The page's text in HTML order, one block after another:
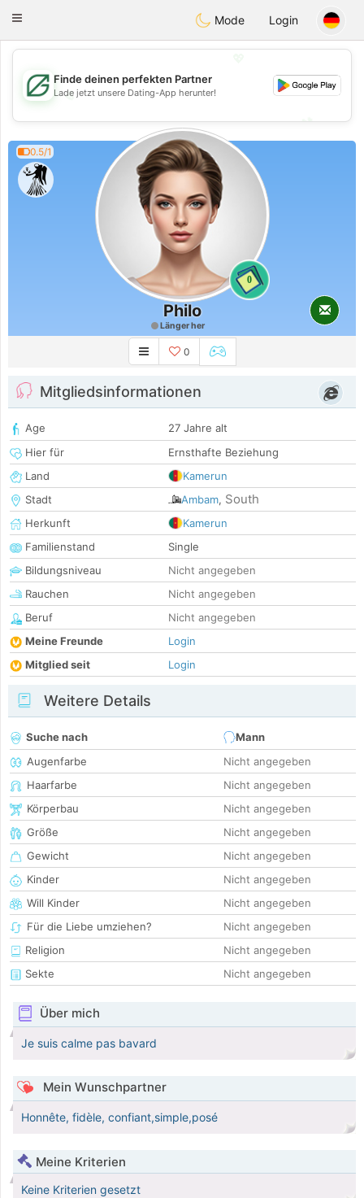
Dating
Toggle
Mode Login
💖
💕
💕
Finde deinen perfekten Partner
Lade jetzt unsere Dating-App herunter!
0.5/1
0
Philo
Länger her
0
Mitgliedsinformationen
Age
27 Jahre alt
Hier für
Ernsthafte Beziehung
Land
Kamerun
Stadt
Ambam, South
Herkunft
Kamerun
Familienstand
Single
Bildungsniveau
Nicht angegeben
Rauchen
Nicht angegeben
Beruf
Nicht angegeben
Meine Freunde
Login
Mitglied seit
Login
Weitere Details
Suche nach
Mann
Augenfarbe
Nicht angegeben
Haarfarbe
Nicht angegeben
Körperbau
Nicht angegeben
Größe
Nicht angegeben
Gewicht
Nicht angegeben
Kinder
Nicht angegeben
Will Kinder
Nicht angegeben
Für die Liebe umziehen?
Nicht angegeben
Religion
Nicht angegeben
Sekte
Nicht angegeben
Über mich
Je suis calme pas bavard
Mein Wunschpartner
Honnête, fidèle, confiant,simple,posé
Meine Kriterien
Keine Kriterien gesetzt